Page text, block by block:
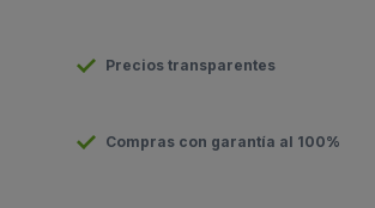
Precios transparentes
Compras con garantía al 100%